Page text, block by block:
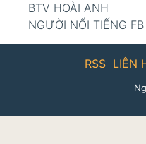
BTV HOÀI ANH
NGƯỜI NỔI TIẾNG FB
LIÊN
RSS